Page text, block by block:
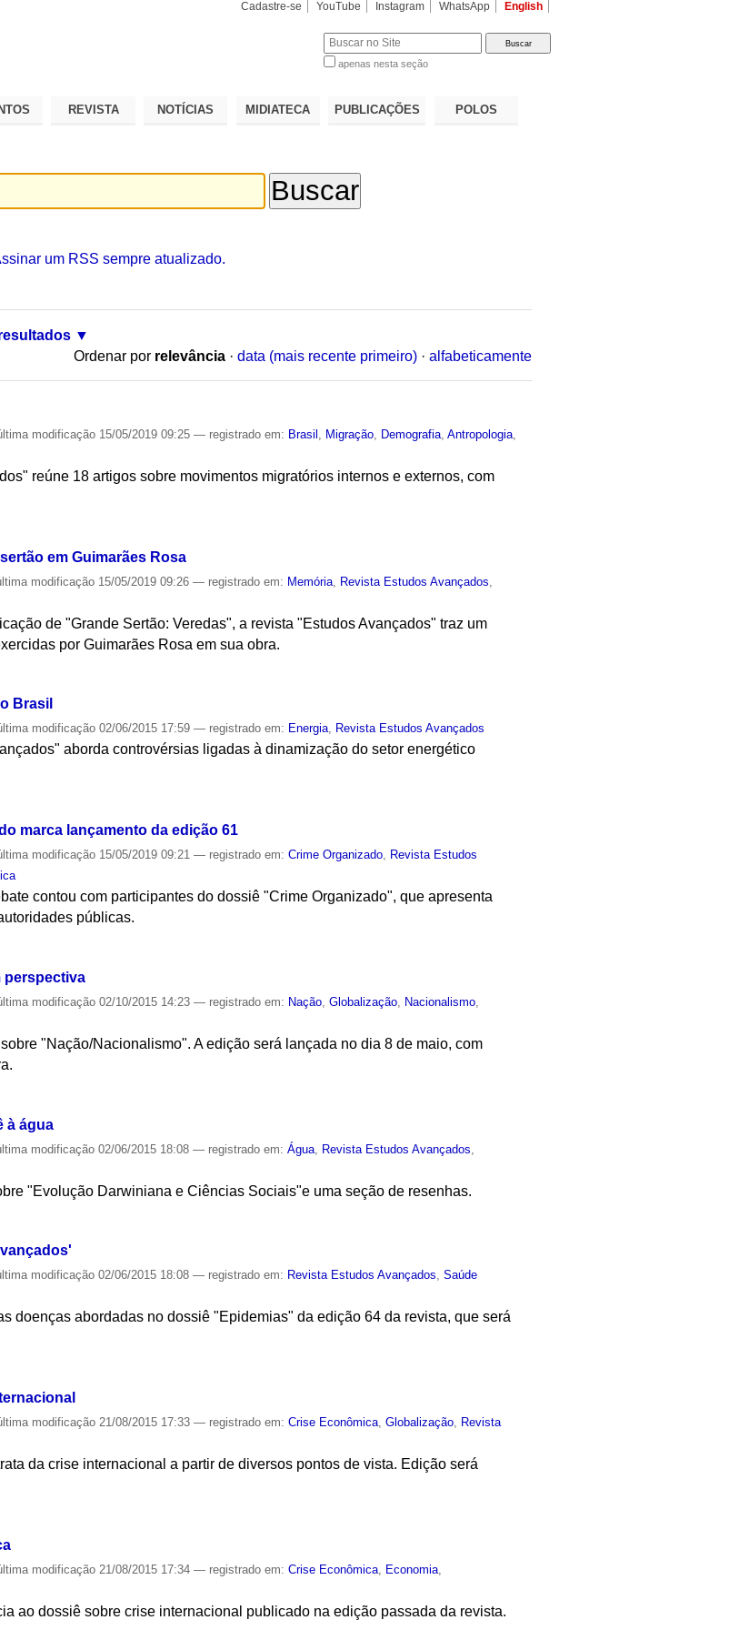
Cadastre-se YouTube Instagram WhatsApp English
apenas nesta seção
REVISTA NOTÍCIAS MIDIATECA PUBLICAÇÕES POLOS
um RSS sempre atualizado.
Ordenar por relevância · data (mais recente primeiro) · alfabeticamente
modificação 15/05/2019 09:25— registrado em: Brasil Migração Demografia ,Antropologia
reúne 18 artigos sobre movimentos migratórios internos e externos, com
em Guimarães Rosa
modificação 15/05/2019 09:26— registrado em: Memória Revista Estudos Avançados
de "Grande Sertão: Veredas", a revista "Estudos Avançados" traz um
por Guimarães Rosa em sua obra.
Brasil
modificação 02/06/2015 17:59— registrado em: Energia, Revista Estudos Avançados
aborda controvérsias ligadas à dinamização do setor energético
marca lançamento da edição 61
modificação 15/05/2019 09:21— registrado em:Crime Organizado, Revista Estudos
contou com participantes do dossiê "Crime Organizado", que apresenta
públicas.
perspectiva
modificação 02/10/2015 14:23— registrado em: Nação ,Globalização Nacionalismo
"Nação/Nacionalismo". A edição será lançada no dia 8 de maio, com
à água
modificação 02/06/2015 18:08— registrado em:Água Revista Estudos Avançados
"Evolução Darwiniana e Ciências Sociais"e uma seção de resenhas.
modificação 02/06/2015 18:08— registrado em: Revista Estudos Avançados,Saúde
doenças abordadas no dossiê "Epidemias" da edição 64 da revista, que será
modificação 21/08/2015 17:33— registrado em:Crise Econômica ,Globalização
Revista
da crise internacional a partir de diversos pontos de vista. Edição será
modificação 21/08/2015 17:34— registrado em:Crise Econômica Economia
ao dossiê sobre crise internacional publicado na edição passada da revista.